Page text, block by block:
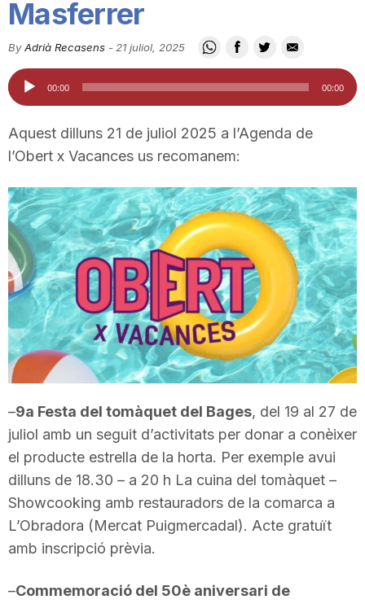
u
t
d
e
T
a
r
a
Masferrer
By Adrià Recasens - 21 juliol, 2025
Reproductor
d'àudio
00:00 00:00
Aquest dilluns 21 de juliol 2025 a l’Agenda de
l’Obert x Vacances us recomanem:
–9a Festa del tomàquet del Bages, del 19 al 27 de
juliol amb un seguit d’activitats per donar a conèixer
el producte estrella de la horta. Per exemple avui
dilluns de 18.30 – a 20 h La cuina del tomàquet –
Showcooking amb restauradors de la comarca a
L’Obradora (Mercat Puigmercadal). Acte gratuït
amb inscripció prèvia.
–Commemoració del 50è aniversari de